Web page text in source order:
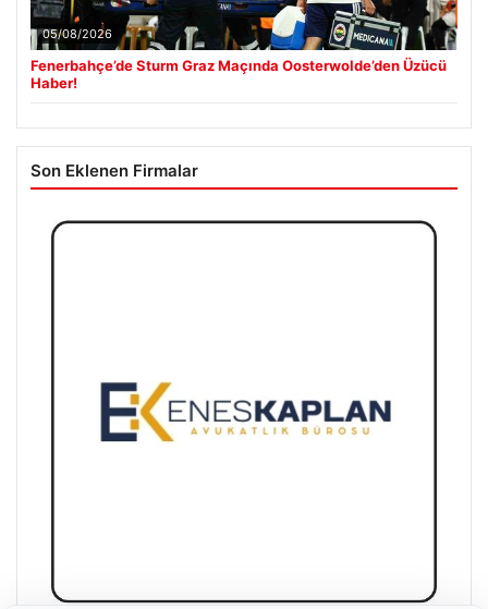
05/08/2026
Fenerbahçe’de Sturm Graz Maçında Oosterwolde’den Üzücü
Haber!
Son Eklenen Firmalar